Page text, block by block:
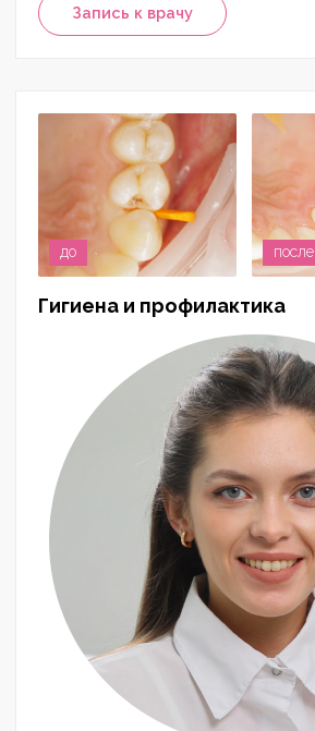
Запись к врачу
до после
Гигиена и профилактика